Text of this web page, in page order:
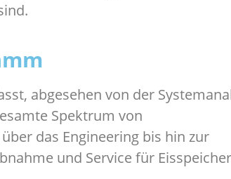
abgesehen von der
Spektrum von
das Engineering bis hin zur
und Service für